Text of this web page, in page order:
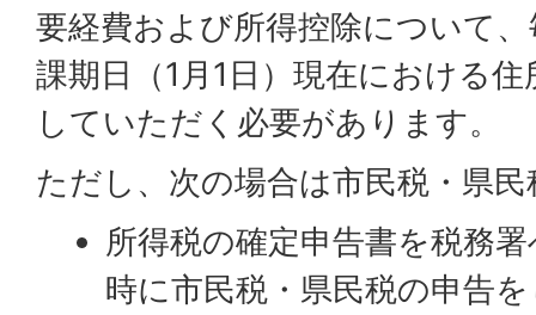
要経費および所得控除について
課期日（1月1日）現在における
していただく必要があります。
ただし、次の場合は市民税・県
所得税の確定申告書を税務
時に市民税・県民税の申告